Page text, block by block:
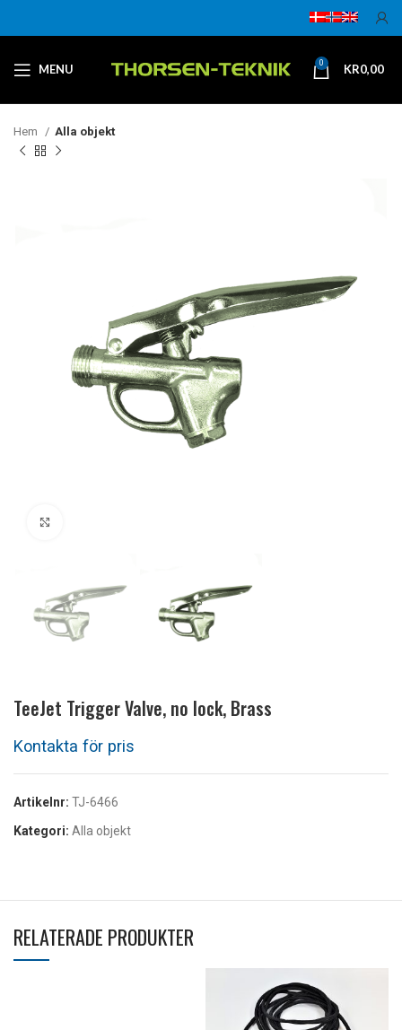
MENU 0 KR0,00
Hem Alla objekt
TeeJet Trigger Valve, no lock, Brass
Artikelnr: TJ-6466
Kategori: Alla objekt
RELATERADE PRODUKTER